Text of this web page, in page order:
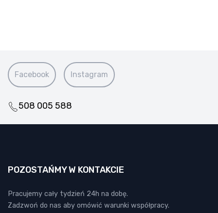
Facebook Instagram
508 005 588
POZOSTAŃMY W KONTAKCIE
Pracujemy cały tydzień 24h na dobę.
Zadzwoń do nas aby omówić warunki współpracy.